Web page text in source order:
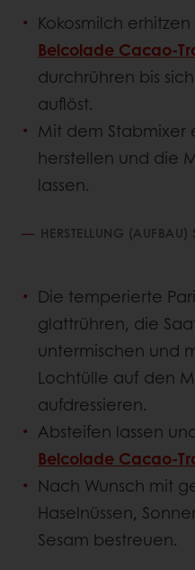
Kokosmilch
Belcolade Cacao-
durchrühren bis
auflöst.
Mit dem Stabmixer
herstellen und die
lassen.
HERSTELLUNG
Die temperierte
glattrühren, die
untermischen und
Lochtülle auf den
aufdressieren.
Absteifen lassen
Belcolade Cacao-
Nach Wunsch mit
Haselnüssen,
Sesam bestreuen.